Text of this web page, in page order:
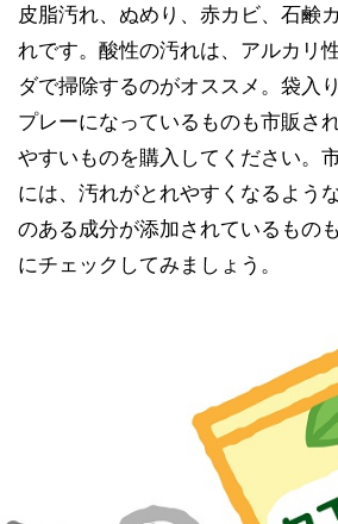
皮脂汚れ、ぬめり、赤カビ、石鹸
れです。酸性の汚れは、アルカリ
ダで掃除するのがオススメ。袋入
プレーになっているものも市販さ
やすいものを購入してください。
には、汚れがとれやすくなるよう
のある成分が添加されているもの
にチェックしてみましょう。